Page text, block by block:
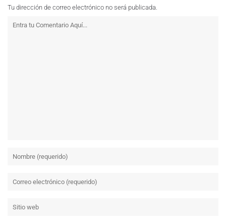
Tu dirección de correo electrónico no será publicada.